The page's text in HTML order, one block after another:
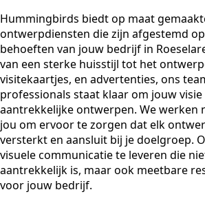
Hummingbirds biedt op maat
ontwerpdiensten die zijn afgestemd
behoeften van jouw bedrijf in
van een sterke huisstijl tot het
visitekaartjes, en advertenties, ons
professionals staat klaar om jouw
aantrekkelijke ontwerpen. We werken
jou om ervoor te zorgen dat elk
versterkt en aansluit bij je doelgroep.
visuele communicatie te leveren die
aantrekkelijk is, maar ook meetbare
voor jouw bedrijf.